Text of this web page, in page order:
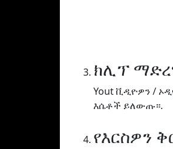
ክሊፕ
Yout ቪዲዮዎን /
እሴቶች ይለውጡ።.
የእርስዎን